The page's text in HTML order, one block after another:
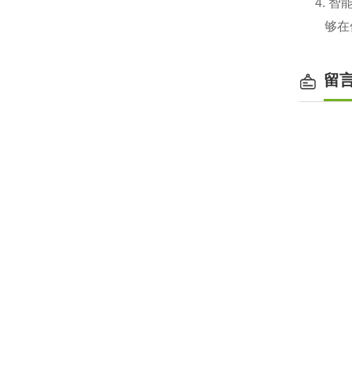
4. 智
够在
留